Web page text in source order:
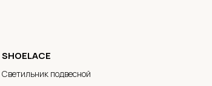
SHOELACE
Светильник подвесной